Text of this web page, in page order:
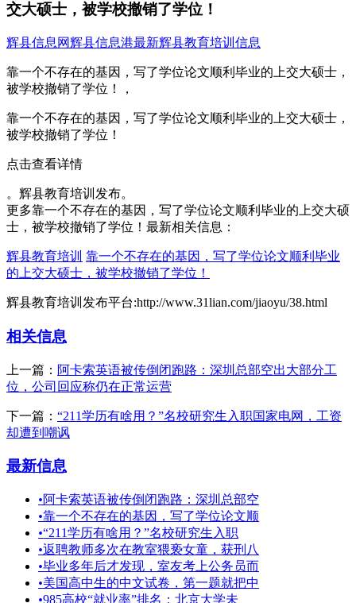
交大硕士，被学校撤销了学位！
辉县信息网辉县信息港最新辉县教育培训信息
靠一个不存在的基因，写了学位论文顺利毕业的上交大硕士，
被学校撤销了学位！，
靠一个不存在的基因，写了学位论文顺利毕业的上交大硕士，
被学校撤销了学位！
点击查看详情
。辉县教育培训发布。
更多靠一个不存在的基因，写了学位论文顺利毕业的上交大硕
士，被学校撤销了学位！最新相关信息：
辉县教育培训 靠一个不存在的基因，写了学位论文顺利毕业
的上交大硕士，被学校撤销了学位！
辉县教育培训发布平台:http://www.31lian.com/jiaoyu/38.html
相关信息
上一篇： 阿卡索英语被传倒闭跑路：深圳总部空出大部分工
位，公司回应称仍在正常运营
下一篇： “211学历有啥用？”名校研究生入职国家电网，工资
却遭到嘲讽
最新信息
•阿卡索英语被传倒闭跑路：深圳总部空
•靠一个不存在的基因，写了学位论文顺
•“211学历有啥用？”名校研究生入职
•返聘教师多次在教室猥亵女童，获刑八
•毕业多年后才发现，室友考上公务员而
•美国高中生的中文试卷，第一题就把中
•985高校“就业率”排名：北京大学未